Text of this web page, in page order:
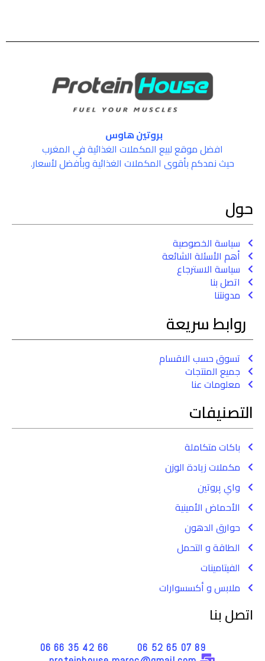
بروتين هاوس
افضل موقع لبيع المكملات الغذائية في المغرب
حيث نمدكم بأقوى المكملات الغذائية وبأفضل لأسعار.
حول
سياسة الخصوصية
أهم الأسئلة الشائعة
سياسة الاسترجاع
اتصل بنا
مدونتنا
روابط سريعة
تسوق حسب الاقسام
جميع المنتجات
معلومات عنا
التصنيفات
باكات متكاملة
مكملات زيادة الوزن
واي پروتين
الأحماض الأمينية
حوارق الدهون
الطاقة و التحمل
الفيتامينات
ملابس و أكسسوارات
اتصل بنا
89 07 65 52 06
66 42 35 66 06